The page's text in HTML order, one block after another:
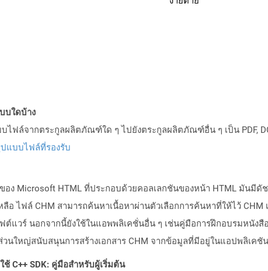
บใดบ้าง
ฟล์จากตระกูลผลิตภัณฑ์ใด ๆ ไปยังตระกูลผลิตภัณฑ์อื่น ๆ เป็น PDF,
ปแบบไฟล์ที่รองรับ
ง Microsoft HTML ที่ประกอบด้วยคอลเลกชันของหน้า HTML มันมีดั
หลือ ไฟล์ CHM สามารถค้นหาเนื้อหาผ่านตัวเลือกการค้นหาที่ให้ไว้
ต์แวร์ นอกจากนี้ยังใช้ในแอพพลิเคชั่นอื่น ๆ เช่นคู่มือการฝึกอบรมหนัง
ใหญ่สนับสนุนการสร้างเอกสาร CHM จากข้อมูลที่มีอยู่ในแอปพลิเคชัน
ช้ C++ SDK: คู่มือสำหรับผู้เริ่มต้น